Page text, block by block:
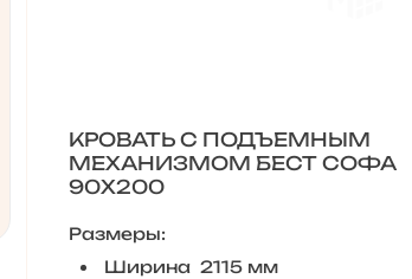
КРОВАТЬ С ПОДЪЕМНЫМ
МЕХАНИЗМОМ БЕСТ СОФА
90Х200
Размеры:
Ширина 2115 мм